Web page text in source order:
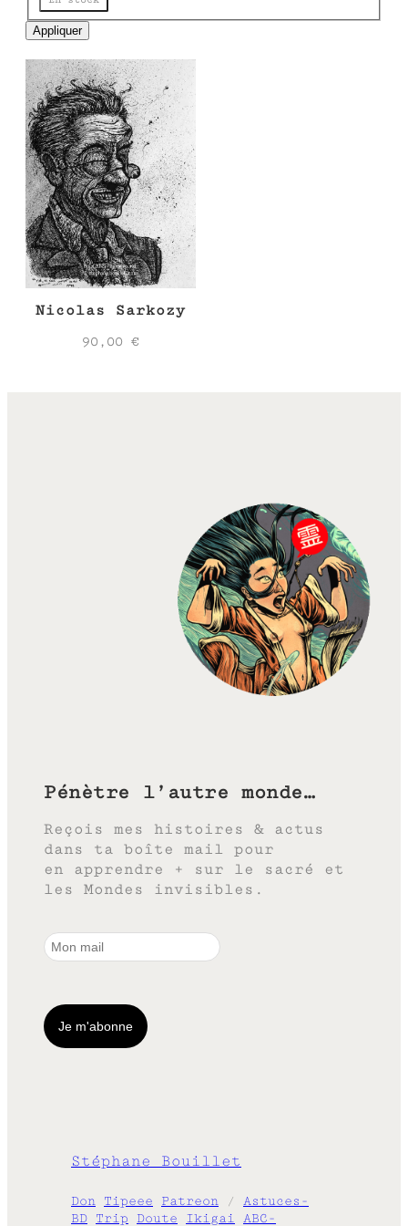
Appliquer
Nicolas Sarkozy
90,00€
Pénètre l’autre monde…
Reçois mes histoires & actus
dans ta boîte mail pour
en apprendre + sur le sacré et
les Mondes invisibles.
Stéphane Bouillet
Don Tipeee Patreon / Astuces-
BD Trip Doute Ikigai ABC-